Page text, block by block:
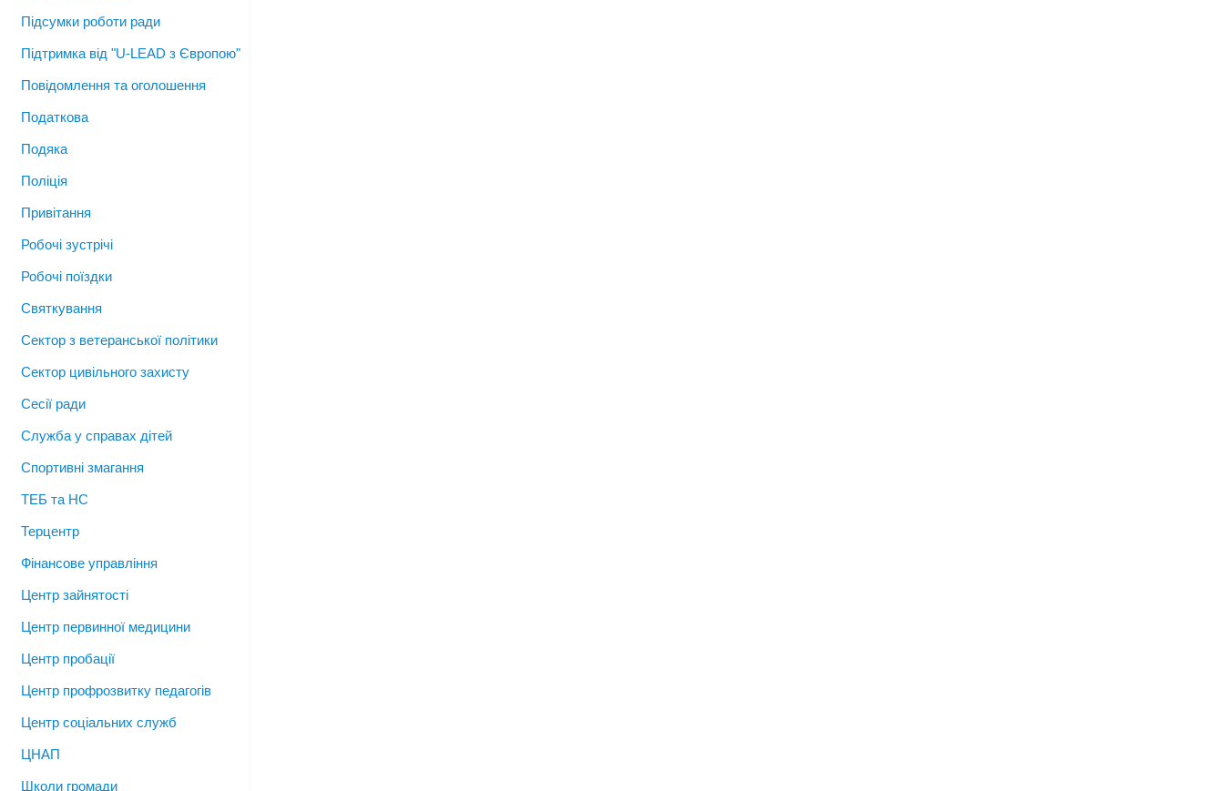
Підсумки роботи ради
Підтримка від "U-LEAD з Європою"
Повідомлення та оголошення
Податкова
Подяка
Поліція
Привітання
Робочі зустрічі
Робочі поїздки
Святкування
Сектор з ветеранської політики
Сектор цивільного захисту
Сесії ради
Служба у справах дітей
Спортивні змагання
ТЕБ та НС
Терцентр
Фінансове управління
Центр зайнятості
Центр первинної медицини
Центр пробації
Центр профрозвитку педагогів
Центр соціальних служб
ЦНАП
Школи громади